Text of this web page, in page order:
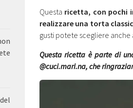
Questa ricetta, con pochi
realizzare una torta
gusti potete scegliere
Questa ricetta è parte di
@cuci.mari.na, che